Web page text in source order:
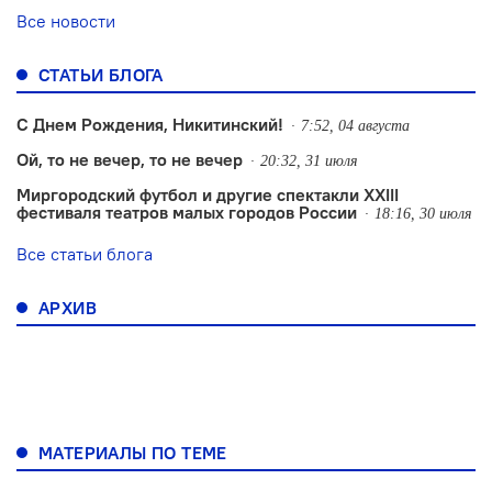
Все новости
СТАТЬИ БЛОГА
С Днем Рождения, Никитинский! 7:52, 04 августа
Ой, то не вечер, то не вечер 20:32, 31 июля
Миргородский футбол и другие спектакли XXIII
фестиваля театров малых городов России
18:16, 30 июля
Все статьи блога
АРХИВ
МАТЕРИАЛЫ ПО ТЕМЕ